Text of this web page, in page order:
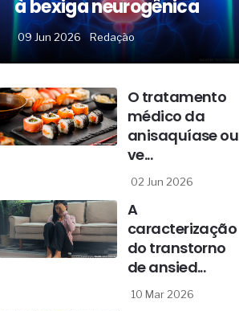
à bexiga neurogênica
09 Jun 2026 Redação
O tratamento
médico da
anisaquíase ou
ve...
02 Jun 2026
A
caracterização
do transtorno
de ansied...
10 Mar 2026